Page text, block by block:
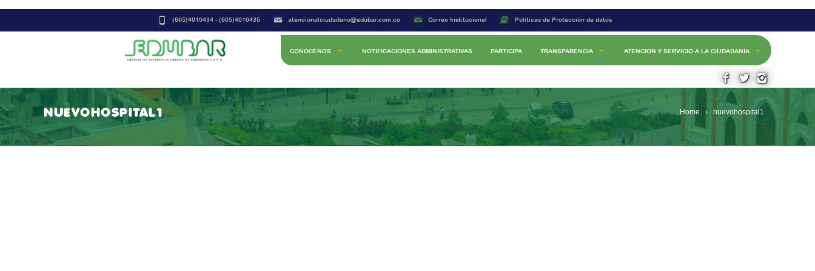
Políticas de Protección de datos
Correo Institucional
atencionalciudadano@edubar.com.co
(605)4010434 - (605)4010435
CONÓCENOS NOTIFICACIONES ADMINISTRATIVAS PARTICIPA TRANSPARENCIA ATENCIÓN Y SERVICIO A LA CIUDADANÍA
Home nuevohospital1
NUEVOHOSPITAL1